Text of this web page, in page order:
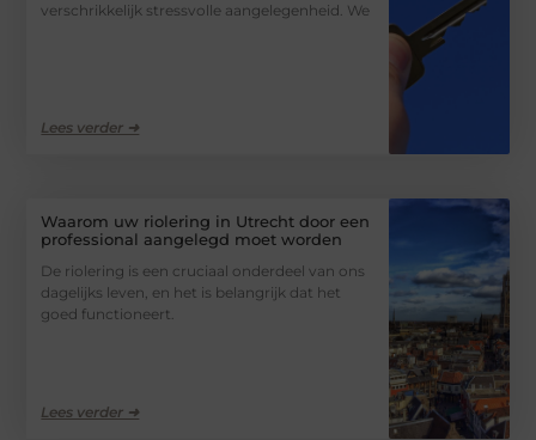
verschrikkelijk stressvolle aangelegenheid. We
Lees verder ➜
Waarom uw riolering in Utrecht door een
professional aangelegd moet worden
De riolering is een cruciaal onderdeel van ons
dagelijks leven, en het is belangrijk dat het
goed functioneert.
Lees verder ➜